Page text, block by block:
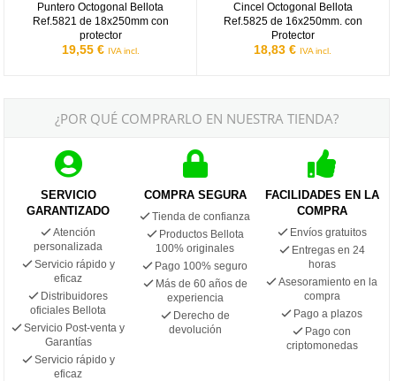
Puntero Octogonal Bellota
Ref.5821 de 18x250mm con
protector
19,55 € IVA incl.
Cincel Octogonal Bellota
Ref.5825 de 16x250mm. con
Protector
18,83 € IVA incl.
¿POR QUÉ COMPRARLO EN NUESTRA TIENDA?
SERVICIO
GARANTIZADO
Atención
personalizada
Servicio rápido y
eficaz
Distribuidores
oficiales Bellota
Servicio Post-venta y
Garantías
Servicio rápido y
eficaz
COMPRA SEGURA
Tienda de confianza
Productos Bellota
100% originales
Pago 100% seguro
Más de 60 años de
experiencia
Derecho de
devolución
FACILIDADES EN LA
COMPRA
Envíos gratuitos
Entregas en 24
horas
Asesoramiento en la
compra
Pago a plazos
Pago con
criptomonedas